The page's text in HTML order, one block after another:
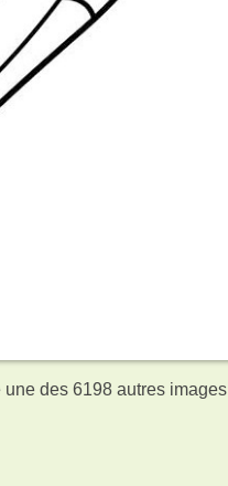
des 6198 autres images